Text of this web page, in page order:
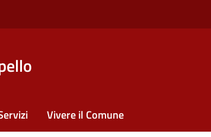
Vivere il Comune